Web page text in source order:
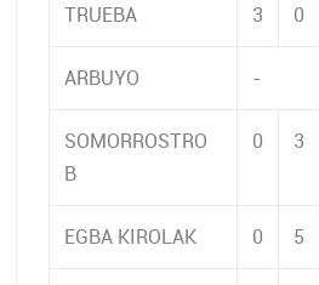
TRUEBA 3 0
ARBUYO -
SOMORROSTRO
B
0 3
EGBA KIROLAK 0 5